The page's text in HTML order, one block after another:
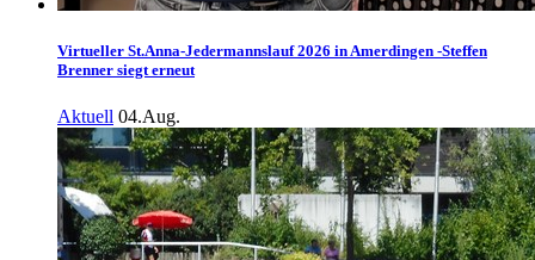
Virtueller St.Anna-Jedermannslauf 2026 in Amerdingen -Steffen
Brenner siegt erneut
Aktuell 04.Aug.